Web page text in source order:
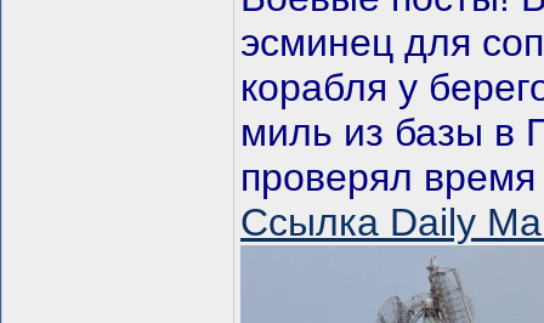
эсминец для
корабля у
миль из базы в
проверял
Ссылка Daily